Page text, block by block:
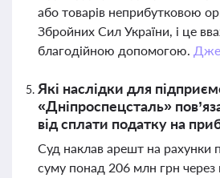
або товарів неприбутковою
Збройних Сил України, і це
благодійною допомогою.
Які наслідки для
«Дніпроспецсталь»
від сплати податку на
Суд наклав арешт на рахунки
суму понад 206 млн грн через